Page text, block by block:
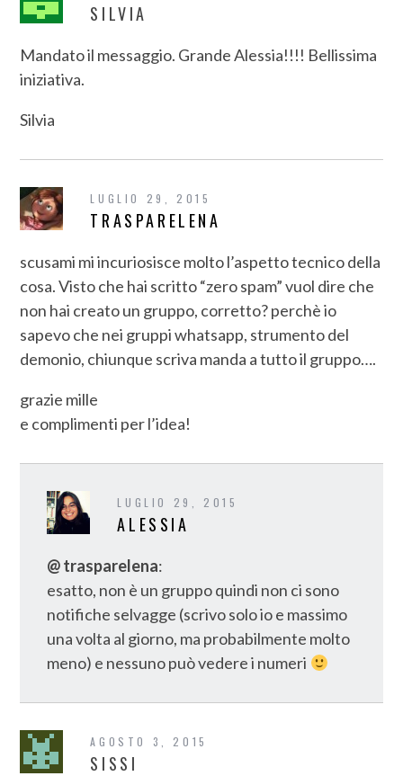
SILVIA
Mandato il messaggio. Grande Alessia!!!! Bellissima
iniziativa.
Silvia
LUGLIO 29, 2015
TRASPARELENA
scusami mi incuriosisce molto l’aspetto tecnico della
cosa. Visto che hai scritto “zero spam” vuol dire che
non hai creato un gruppo, corretto? perchè io
sapevo che nei gruppi whatsapp, strumento del
demonio, chiunque scriva manda a tutto il gruppo….
grazie mille
e complimenti per l’idea!
LUGLIO 29, 2015
ALESSIA
@ trasparelena:
esatto, non è un gruppo quindi non ci sono
notifiche selvagge (scrivo solo io e massimo
una volta al giorno, ma probabilmente molto
meno) e nessuno può vedere i numeri
AGOSTO 3, 2015
SISSI